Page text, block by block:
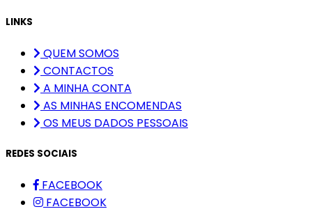
LINKS
QUEM SOMOS
CONTACTOS
A MINHA CONTA
AS MINHAS ENCOMENDAS
OS MEUS DADOS PESSOAIS
REDES SOCIAIS
FACEBOOK
FACEBOOK